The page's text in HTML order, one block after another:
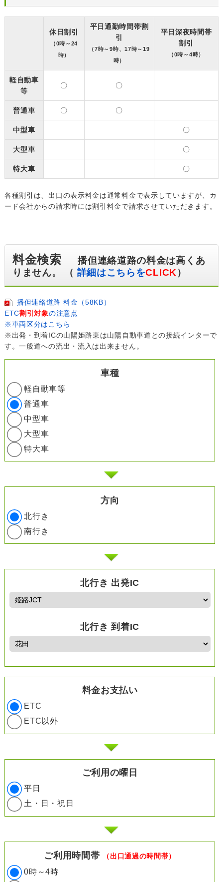
休日割引
（0時～24
時）
平日通勤時間帯割
引
（7時～9時、17時～19
時）
平日深夜時間帯
割引
（0時～4時）
軽自動車
等
〇 〇
普通車 〇 〇
中型車 〇
大型車 〇
特大車 〇
各種割引は、出口の表示料金は通常料金で表示していますが、カ
ード会社からの請求時には割引料金で請求させていただきます。
料金検索播但連絡道路の料金は高くあ
りません。 （ 詳細はこちらをCLICK ）
播但連絡道路 料金（58KB）
ETC割引対象の注意点
※車両区分はこちら
※出発・到着ICの山陽姫路東は山陽自動車道との接続インターで
す。一般道への流出・流入は出来ません。
車種
軽自動車等
普通車
中型車
大型車
特大車
方向
北行き
南行き
北行き 出発IC
北行き 到着IC
料金お支払い
ETC
ETC以外
ご利用の曜日
平日
土・日・祝日
ご利用時間帯 （出口通過の時間帯）
0時～4時